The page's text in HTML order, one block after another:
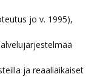
jo v. 1995),
ja reaaliaikaiset